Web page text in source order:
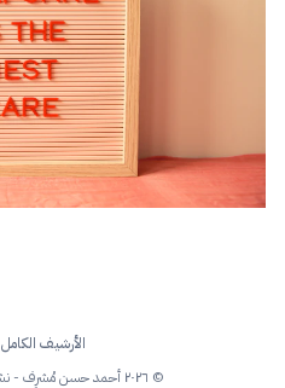
الأرشيف الكامل
© ٢٠٢٦ أحمد حسن مُشرِف - نشرت مع